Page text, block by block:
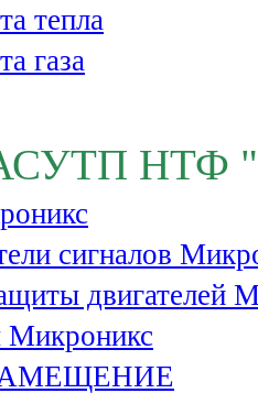
тепла
газа
НТФ
сигналов
двигателей
Микроникс